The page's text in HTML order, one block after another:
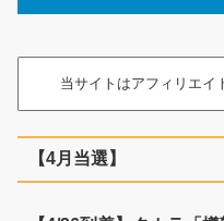
当サイトはアフィリエイ
【4月当選】